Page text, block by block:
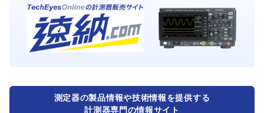
測定器の製品情報や技術情報を提供する
計測器専門の情報サイト